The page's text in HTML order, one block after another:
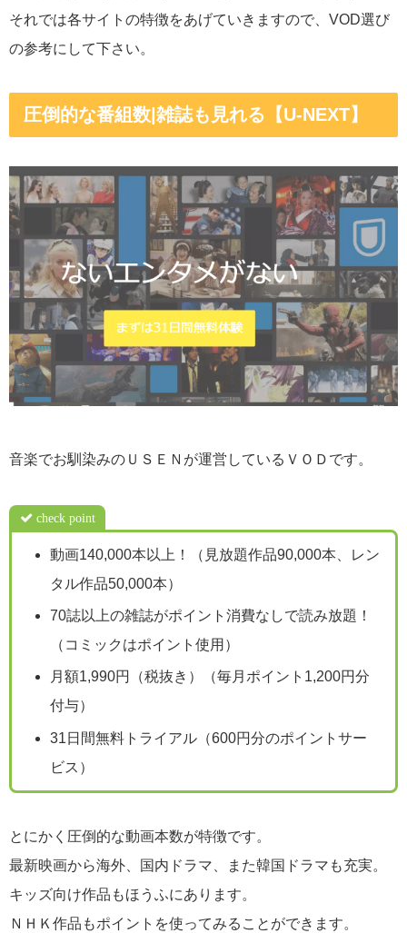
それでは各サイトの特徴をあげていきますので、VOD選び
の参考にして下さい。
圧倒的な番組数|雑誌も見れる【U-NEXT】
音楽でお馴染みのＵＳＥＮが運営しているＶＯＤです。
check point
動画140,000本以上！（見放題作品90,000本、レン
タル作品50,000本）
70誌以上の雑誌がポイント消費なしで読み放題！
（コミックはポイント使用）
月額1,990円（税抜き）（毎月ポイント1,200円分
付与）
31日間無料トライアル（600円分のポイントサー
ビス）
とにかく圧倒的な動画本数が特徴です。
最新映画から海外、国内ドラマ、また韓国ドラマも充実。
キッズ向け作品もほうふにあります。
ＮＨＫ作品もポイントを使ってみることができます。